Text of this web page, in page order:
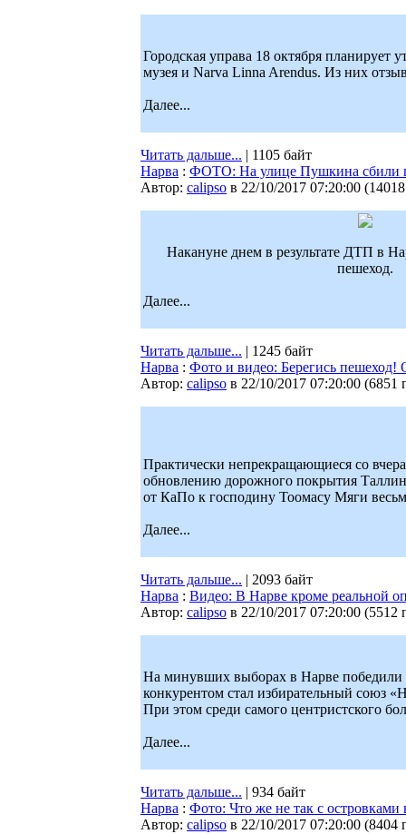
Городская управа 18 октября планирует
музея и Narva Linna Arendus. Из них
Далее...
Читать дальше... | 1105 байт
Нарва : ФОТО: На улице Пушкина сбили
Автор: calipso в 22/10/2017 07:20:00 (
Накануне днем в результате ДТП в
пешеход.
Далее...
Читать дальше... | 1245 байт
Нарва : Фото и видео: Берегись
Автор: calipso в 22/10/2017 07:20:00 (6851
Практически непрекращающиеся со
обновлению дорожного покрытия
от КаПо к господину Тоомасу Мяги
Далее...
Читать дальше... | 2093 байт
Нарва : Видео: В Нарве кроме реальной
Автор: calipso в 22/10/2017 07:20:00 (5512
На минувших выборах в Нарве победили
конкурентом стал избирательный союз
При этом среди самого центристского
Далее...
Читать дальше... | 934 байт
Нарва : Фото: Что же не так с островками
Автор: calipso в 22/10/2017 07:20:00 (8404